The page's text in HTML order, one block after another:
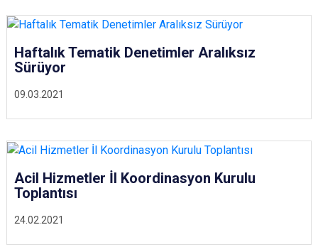
09.03.2021
Haftalık Tematik Denetimler Aralıksız
Sürüyor
24.02.2021
Acil Hizmetler İl Koordinasyon Kurulu
Toplantısı